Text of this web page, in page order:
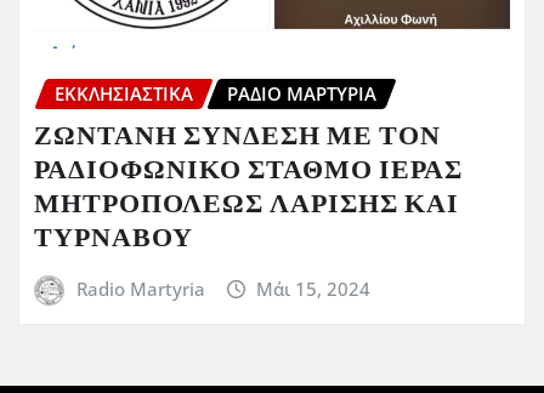
ΕΚΚΛΗΣΙΑΣΤΙΚΆ ΡΆΔΙΟ ΜΑΡΤΥΡΊΑ
ΖΩΝΤΑΝΗ ΣΥΝΔΕΣΗ ΜΕ ΤΟΝ
ΡΑΔΙΟΦΩΝΙΚΟ ΣΤΑΘΜΟ ΙΕΡΑΣ
ΜΗΤΡΟΠΟΛΕΩΣ ΛΑΡΙΣΗΣ ΚΑΙ
ΤΥΡΝΑΒΟΥ
Radio Martyria Μάι 15, 2024